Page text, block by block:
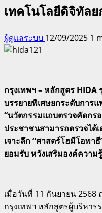
เทคโนโลยีดิจิทัล
ผู้ดูแลระบบ 12/09/2025 1
กรุงเทพฯ – หลักสูตร HIDA
บรรยายพิเศษยกระดับการ
“นวัตกรรมแถบตรวจคัดกร
ประชาชนสามารถตรวจได้
เจาะลึก “ศาสตร์โฮมีโอพา
ยอมรับ หวังเสริมองค์ควา
เมื่อวันที่ 11 กันยายน 2568
กรุงเทพฯ หลักสูตรผู้บริหา